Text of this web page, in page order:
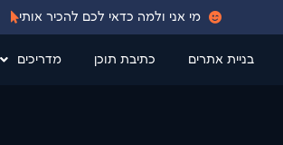
מי אני ולמה כדאי לכם להכיר אותי
בניית אתרים כתיבת תוכן מדריכים